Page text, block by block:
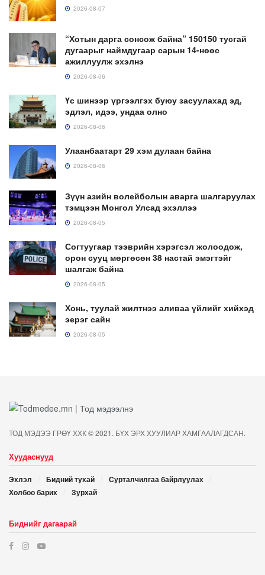
2026-08-07
“Хотын дарга сонсож байна” 150150 тусгай
дугаарыг наймдугаар сарын 14-нөөс
ажиллуулж эхэлнэ
2026-08-06
Үс шинээр үргээлгэх буюу засуулахад эд,
эдлэл, идээ, ундаа олно
2026-08-06
Улаанбаатарт 29 хэм дулаан байна
2026-08-06
Зүүн азийн волейболын аварга шалгаруулах
тэмцээн Монгол Улсад эхэллээ
2026-08-05
Согтуугаар тээврийн хэрэгсэл жолоодож,
орон сууц мөргөсөн 38 настай эмэгтэйг
шалгаж байна
2026-08-05
Хонь, туулай жилтнээ аливаа үйлийг хийхэд
эерэг сайн
2026-08-05
ТОД МЭДЭЭ ГРӨҮ ХХК © 2021. БҮХ ЭРХ ХУУЛИАР ХАМГААЛАГДСАН.
Хуудаснууд
Эхлэл Бидний тухай
Сурталчилгаа байрлуулах
Холбоо барих
Зурхай
Биднийг дагаарай